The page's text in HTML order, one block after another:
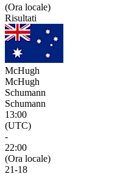
(Ora locale)
Risultati
McHugh
McHugh
Schumann
Schumann
13:00
(UTC)
-
22:00
(Ora locale)
21-18